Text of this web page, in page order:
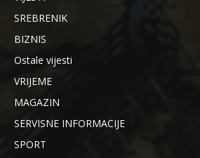
SREBRENIK
BIZNIS
Ostale vijesti
VRIJEME
MAGAZIN
SERVISNE INFORMACIJE
SPORT